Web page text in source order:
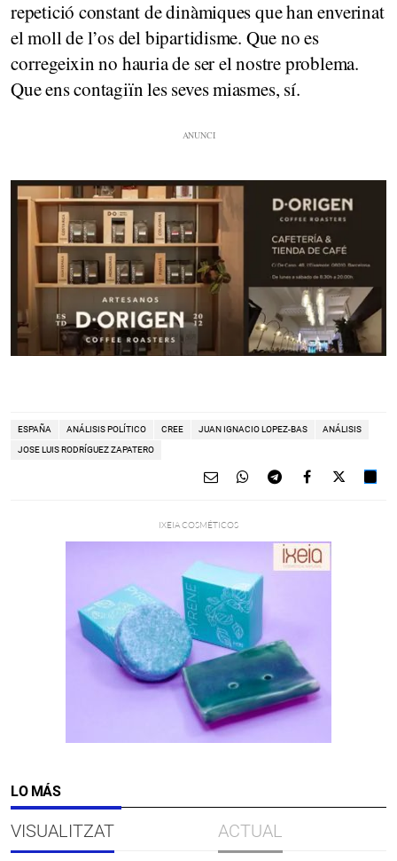
repetició constant de dinàmiques que han enverinat
el moll de l’os del bipartidisme. Que no es
corregeixin no hauria de ser el nostre problema.
Que ens contagiïn les seves miasmes, sí.
ESPAÑA ANÁLISIS POLÍTICO CREE JUAN IGNACIO LOPEZ-BAS ANÁLISIS
JOSE LUIS RODRÍGUEZ ZAPATERO
LO MÁS
VISUALITZAT ACTUAL